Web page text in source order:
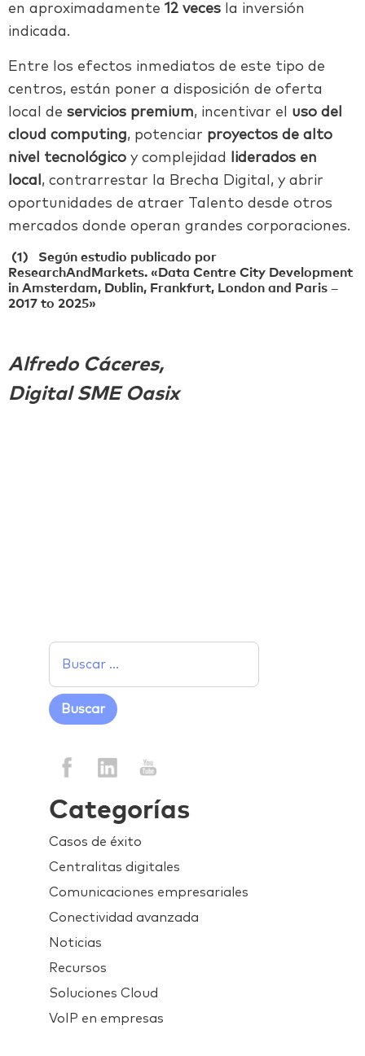
en aproximadamente 12 veces la inversión
indicada.
Entre los efectos inmediatos de este tipo de
centros, están poner a disposición de oferta
local de servicios premium, incentivar el uso del
cloud computing, potenciar proyectos de alto
nivel tecnológico y complejidad
liderados en
local , contrarrestar la Brecha Digital, y abrir
oportunidades de atraer Talento desde otros
mercados donde operan grandes corporaciones.
(1)
Según estudio publicado por
ResearchAndMarkets. «Data Centre City Development
in Amsterdam, Dublin, Frankfurt, London and Paris –
2017 to 2025»
Alfredo Cáceres,
Digital SME Oasix
Categorías
Casos de éxito
Centralitas digitales
Comunicaciones empresariales
Conectividad avanzada
Noticias
Recursos
Soluciones Cloud
VoIP en empresas